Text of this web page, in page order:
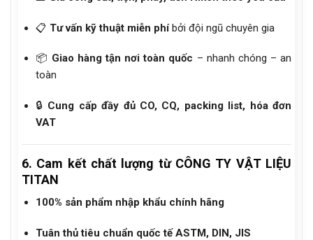
📋 Tư vấn kỹ thuật miễn phíbởi đội ngũ chuyên gia
📦 Giao hàng tận nơi toàn quốc – nhanh chóng – an
toàn
🔒 Cung cấp đầy đủ CO, CQ, packing list, hóa đơn
VAT
6. Cam kết chất lượng từ CÔNG TY VẬT LIỆU
TITAN
100% sản phẩm nhập khẩu chính hãng
Tuân thủ tiêu chuẩn quốc tế ASTM, DIN, JIS